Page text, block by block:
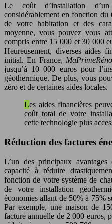
Le coût d’installation
considérablement en fonction
de votre habitation et des
moyenne, vous pouvez vous
compris entre 15 000 et 30 000
Heureusement, diverses aides
initial. En France,
jusqu’à 10 000 euros pour
géothermique. De plus, vous
zéro et de certaines aides locales.
Les aides financières peuvent couvrir jusqu’à 50% du
coût total de votre
cette technologie plus
Réduction des factures
L’un des principaux
capacité à réduire
fonction de votre système de
de votre installation
économies allant de 50% à 75%
Par exemple, une maison de
facture annuelle de 2 000 euros,